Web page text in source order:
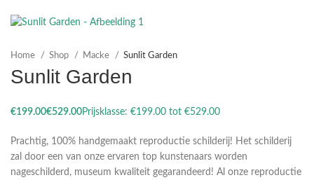
Home Shop Macke Sunlit Garden
Sunlit Garden
€ €
Prachtig, 100% handgemaakt reproductie schilderij! Het schilderij
zal door een van onze ervaren top kunstenaars worden
nageschilderd, museum kwaliteit gegarandeerd! Al onze reproductie